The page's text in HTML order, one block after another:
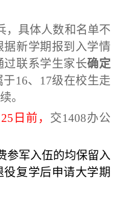
，具体人数和名单不
新学期报到入学情
过联系学生家长确定
于16、17级在校生走
。
日前 ， 交1408办公
参军入伍的均保留入
役复学后申请大学期